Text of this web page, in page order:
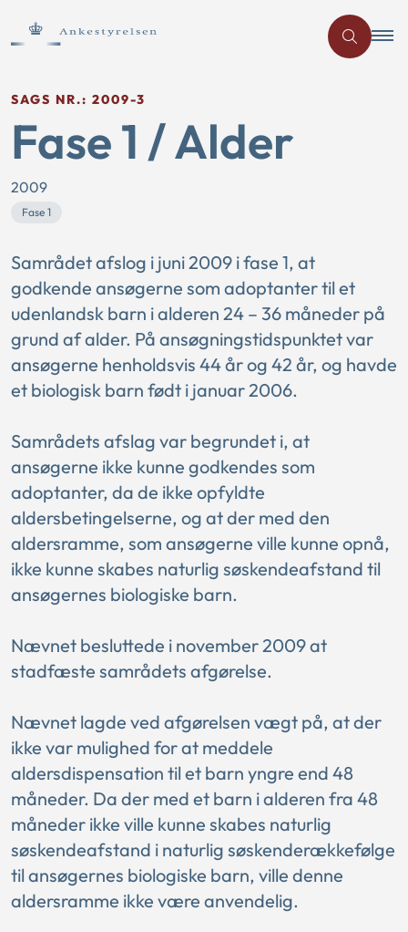
SAGS NR.: 2009-3
Fase 1 / Alder
2009
Fase 1
Samrådet afslog i juni 2009 i fase 1, at
godkende ansøgerne som adoptanter til et
udenlandsk barn i alderen 24 – 36 måneder på
grund af alder. På ansøgningstidspunktet var
ansøgerne henholdsvis 44 år og 42 år, og havde
et biologisk barn født i januar 2006.
Samrådets afslag var begrundet i, at
ansøgerne ikke kunne godkendes som
adoptanter, da de ikke opfyldte
aldersbetingelserne, og at der med den
aldersramme, som ansøgerne ville kunne opnå,
ikke kunne skabes naturlig søskendeafstand til
ansøgernes biologiske barn.
Nævnet besluttede i november 2009 at
stadfæste samrådets afgørelse.
Nævnet lagde ved afgørelsen vægt på, at der
ikke var mulighed for at meddele
aldersdispensation til et barn yngre end 48
måneder. Da der med et barn i alderen fra 48
måneder ikke ville kunne skabes naturlig
søskendeafstand i naturlig søskenderækkefølge
til ansøgernes biologiske barn, ville denne
aldersramme ikke være anvendelig.